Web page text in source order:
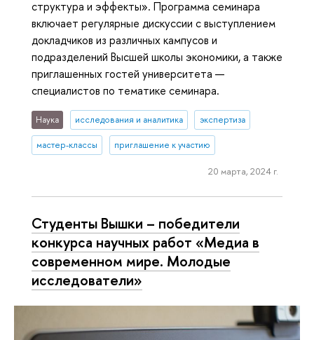
структура и эффекты». Программа семинара
включает регулярные дискуссии с выступлением
докладчиков из различных кампусов и
подразделений Высшей школы экономики, а также
приглашенных гостей университета —
специалистов по тематике семинара.
Наука исследования и аналитика экспертиза
мастер-классы приглашение к участию
20 марта, 2024 г.
Студенты Вышки – победители
конкурса научных работ «Медиа в
современном мире. Молодые
исследователи»